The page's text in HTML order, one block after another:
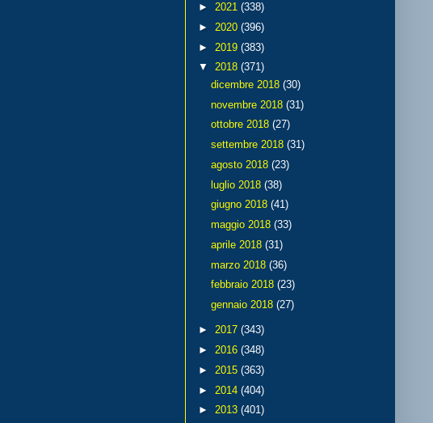
► 2021 (338)
► 2020 (396)
► 2019 (383)
▼ 2018 (371)
dicembre 2018 (30)
novembre 2018 (31)
ottobre 2018 (27)
settembre 2018 (31)
agosto 2018 (23)
luglio 2018 (38)
giugno 2018 (41)
maggio 2018 (33)
aprile 2018 (31)
marzo 2018 (36)
febbraio 2018 (23)
gennaio 2018 (27)
► 2017 (343)
► 2016 (348)
► 2015 (363)
► 2014 (404)
► 2013 (401)